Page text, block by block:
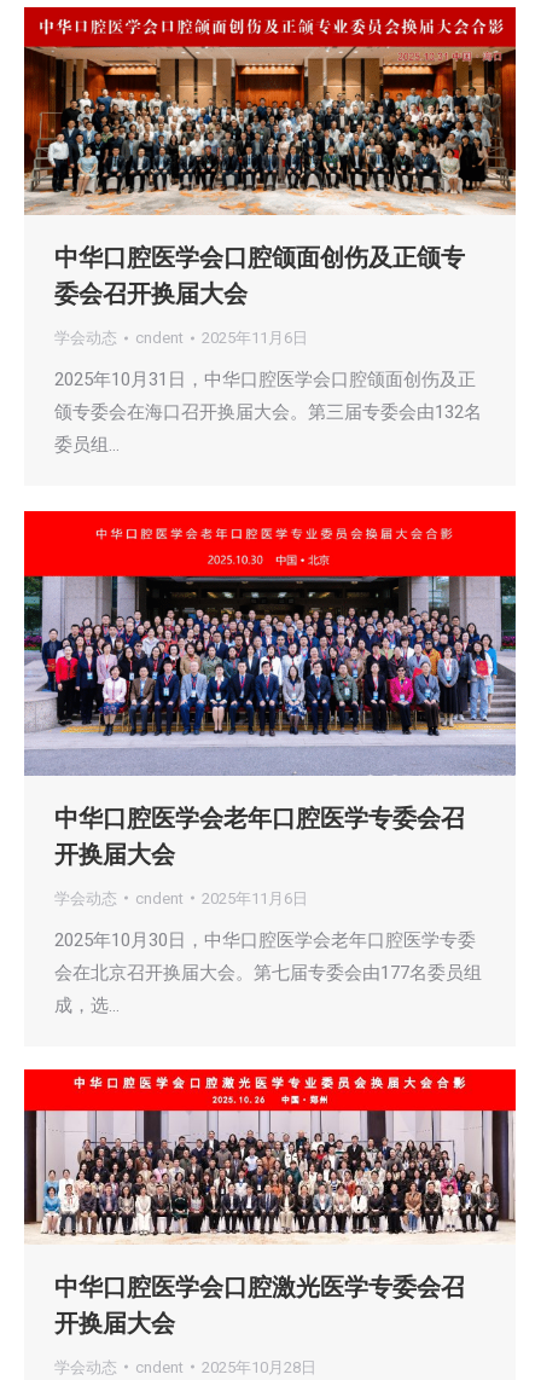
中华口腔医学会口腔颌面创伤及正颌专
委会召开换届大会
学会动态 cndent 2025年11月6日
2025年10月31日，中华口腔医学会口腔颌面创伤及正
颌专委会在海口召开换届大会。第三届专委会由132名
委员组…
中华口腔医学会老年口腔医学专委会召
开换届大会
学会动态 cndent 2025年11月6日
2025年10月30日，中华口腔医学会老年口腔医学专委
会在北京召开换届大会。第七届专委会由177名委员组
成，选…
中华口腔医学会口腔激光医学专委会召
开换届大会
学会动态 cndent 2025年10月28日